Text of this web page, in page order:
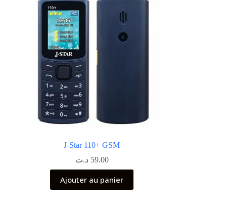
J-Star 110+ GSM
59.00 د.ت
Ajouter au panier